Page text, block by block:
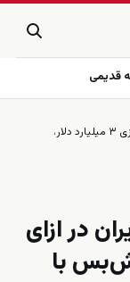
قدیمی
خبرگزاری وابسته به سپاه: ایران در ازای آزادسازی ۳ میلیارد دلار،
در ازای
آتش‌بس با